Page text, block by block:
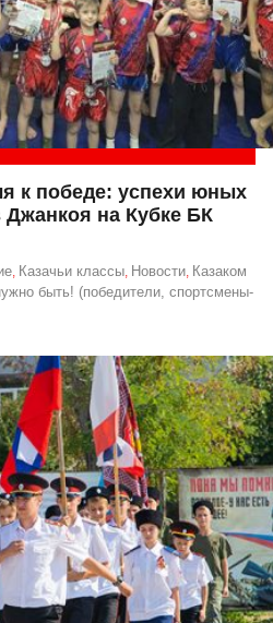
к победе: успехи юных
Джанкоя на Кубке БК
, Казачьи классы, Новости, Казаком
быть! (победители, спортсмены-